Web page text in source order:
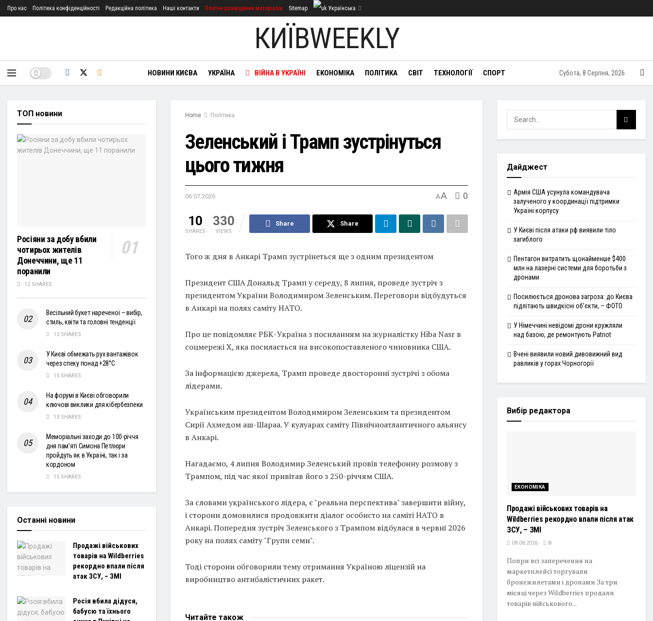
Про нас Політика конфіденційності Редакційна політика Наші контакти Платне розміщення матеріалів Sitemap Українська
КИЇВWEEKLY
НОВИНИ КИЄВА УКРАЇНА ВІЙНА В УКРАЇНІ ЕКОНОМІКА ПОЛІТИКА СВІТ ТЕХНОЛОГІЇ СПОРТ Субота, 8 Серпня, 2026
Home Політика
Зеленський і Трамп зустрінуться
цього тижня
06.07.2026 AA 0
10
SHARES
330
VIEWS
Share Share
Того ж дня в Анкарі Трамп зустрінеться ще з одним президентом
Президент США Дональд Трамп у середу, 8 липня, проведе зустріч з
президентом України Володимиром Зеленським. Переговори відбудуться
в Анкарі на полях саміту НАТО.
Про це повідомляє РБК-Україна з посиланням на журналістку Hiba Nasr в
соцмережі X, яка посилається на високопоставленого чиновника США.
За інформацією джерела, Трамп проведе двосторонні зустрічі з обома
лідерами.
Українським президентом Володимиром Зеленським та президентом
Сирії Ахмедом аш-Шараа. У кулуарах саміту Північноатлантичного альянсу
в Анкарі.
Нагадаємо, 4 липня Володимир Зеленський провів телефонну розмову з
Трампом, під час якої привітав його з 250-річчям США.
За словами українського лідера, є "реальна перспектива" завершити війну,
і сторони домовилися продовжити діалог особисто на саміті НАТО в
Анкарі. Попередня зустріч Зеленського з Трампом відбулася в червні 2026
року на полях саміту "Групи семи".
Тоді сторони обговорили тему отримання Україною ліцензій на
виробництво антибалістичних ракет.
Читайте також
ТОП новини
Росіяни за добу вбили
чотирьох жителів
Донеччини, ще 11
поранили
12 SHARES
Весільний букет нареченої – вибір,
стиль, квіти та головні тенденції
12 SHARES
У Києві обмежать рух вантажівок
через спеку понад +28°С
15 SHARES
На форумі в Києві обговорили
ключові виклики для кібербезпеки
13 SHARES
Меморіальні заходи до 100-річчя
дня пам’яті Симона Петлюри
пройдуть як в Україні, так і за
кордоном
15 SHARES
Останні новини
Продажі військових
товарів на Wildberries
рекордно впали після
атак ЗСУ, – ЗМІ
Росія вбила дідуся,
бабусю та їхнього
Дайджест
Армія США усунула командувача
залученого у координації підтримки
Україні корпусу
У Києві після атаки рф виявили тіло
загиблого
Пентагон витратить щонайменше $400
млн на лазерні системи для боротьби з
дронами
Посилюється дронова загроза: до Києва
підлітають швидкісні об’єкти, – ФОТО
У Німеччині невідомі дрони кружляли
над базою, де ремонтують Patriot
Вчені виявили новий дивовижний вид
равликів у горах Чорногорії
Вибір редактора
ЕКОНОМІКА
Продажі військових товарів на
Wildberries рекордно впали після атак
ЗСУ, – ЗМІ
08.08.2026 0
Попри всі заперечення на
маркетплейсі торгували
бронежилетами і дронами За три
місяці через Wildberries продали
товарів військового...